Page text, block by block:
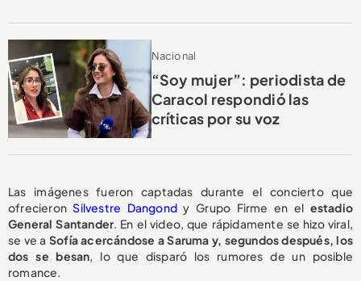
Nacional
“Soy mujer”: periodista de
Caracol respondió las
críticas por su voz
Las imágenes fueron captadas durante el concierto que
ofrecieronSilvestre Dangond y Grupo Firme en el estadio
General Santander. En el video, que rápidamente se hizo viral,
se ve a Sofía acercándose a Saruma y, segundos después, los
dos se besan, lo que disparó los rumores de un posible
romance.